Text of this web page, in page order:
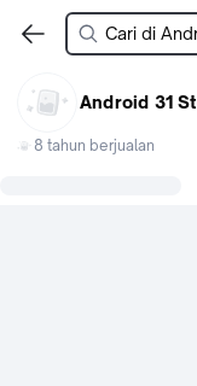
Android 31
8 tahun berjualan